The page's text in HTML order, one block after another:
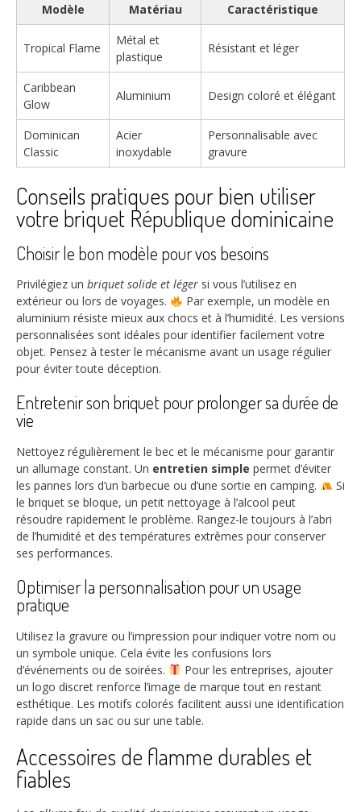
Modèle Matériau Caractéristique
Tropical Flame
Métal et
plastique
Résistant et léger
Caribbean
Glow
Aluminium Design coloré et élégant
Dominican
Classic
Acier
inoxydable
Personnalisable avec
gravure
Conseils pratiques pour bien utiliser
votre briquet République dominicaine
Choisir le bon modèle pour vos besoins
Privilégiez un briquet solide et léger si vous l’utilisez en
extérieur ou lors de voyages.
Par exemple, un modèle en
aluminium résiste mieux aux chocs et à l’humidité. Les versions
personnalisées sont idéales pour identifier facilement votre
objet. Pensez à tester le mécanisme avant un usage régulier
pour éviter toute déception.
Entretenir son briquet pour prolonger sa durée de
vie
Nettoyez régulièrement le bec et le mécanisme pour garantir
un allumage constant. Un entretien simple permet d’éviter
les pannes lors d’un barbecue ou d’une sortie en camping.
Si
le briquet se bloque, un petit nettoyage à l’alcool peut
résoudre rapidement le problème. Rangez-le toujours à l’abri
de l’humidité et des températures extrêmes pour conserver
ses performances.
Optimiser la personnalisation pour un usage
pratique
Utilisez la gravure ou l’impression pour indiquer votre nom ou
un symbole unique. Cela évite les confusions lors
d’événements ou de soirées.
Pour les entreprises, ajouter
un logo discret renforce l’image de marque tout en restant
esthétique. Les motifs colorés facilitent aussi une identification
rapide dans un sac ou sur une table.
Accessoires de flamme durables et
fiables